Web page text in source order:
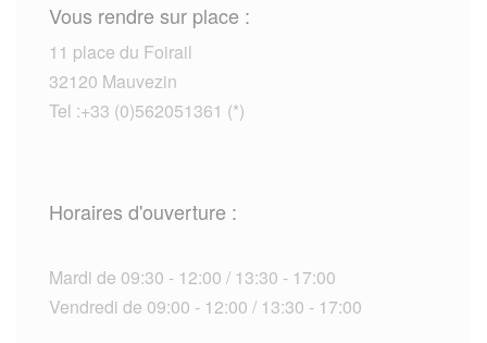
Vous rendre sur place :
11 place du Foirail
32120 Mauvezin
Tel :+33 (0)562051361 (*)
Horaires d'ouverture :
Mardi de 09:30 - 12:00 / 13:30 - 17:00
Vendredi de 09:00 - 12:00 / 13:30 - 17:00